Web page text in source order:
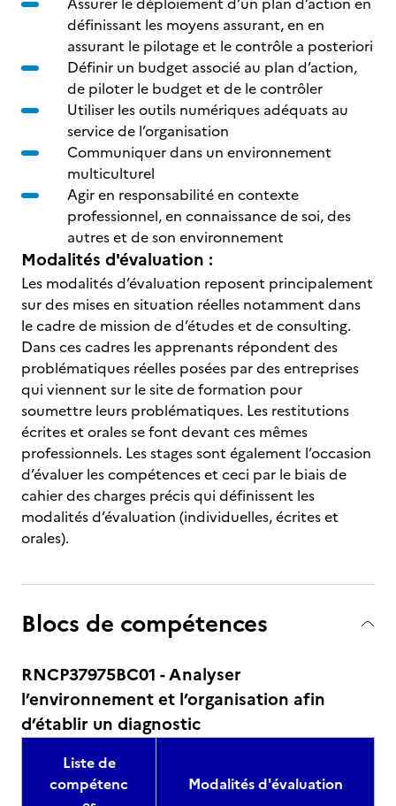
définissant les moyens assurant, en en
assurant le pilotage et le contrôle a posteriori
Définir un budget associé au plan d’action,
de piloter le budget et de le contrôler
Utiliser les outils numériques adéquats au
service de l’organisation
Communiquer dans un environnement
multiculturel
Agir en responsabilité en contexte
professionnel, en connaissance de soi, des
autres et de son environnement
Modalités d'évaluation :
Les modalités d’évaluation reposent principalement
sur des mises en situation réelles notamment dans
le cadre de mission de d’études et de consulting.
Dans ces cadres les apprenants répondent des
problématiques réelles posées par des entreprises
qui viennent sur le site de formation pour
soumettre leurs problématiques. Les restitutions
écrites et orales se font devant ces mêmes
professionnels. Les stages sont également l’occasion
d’évaluer les compétences et ceci par le biais de
cahier des charges précis qui définissent les
modalités d’évaluation (individuelles, écrites et
orales).
Blocs de compétences
RNCP37975BC01 - Analyser
l’environnement et l’organisation afin
d’établir un diagnostic
Liste de
compétenc
Modalités d'évaluation